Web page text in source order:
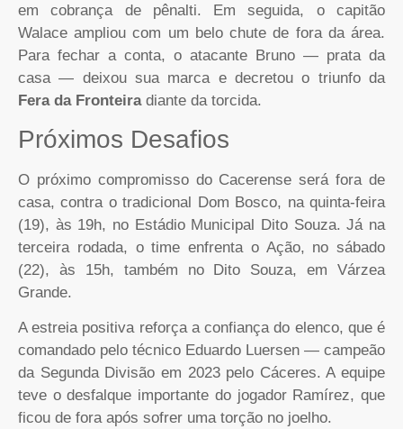
em cobrança de pênalti. Em seguida, o capitão
Walace ampliou com um belo chute de fora da área.
Para fechar a conta, o atacante Bruno — prata da
casa — deixou sua marca e decretou o triunfo da
Fera da Fronteiradiante da torcida.
Próximos Desafios
O próximo compromisso do Cacerense será fora de
casa, contra o tradicional Dom Bosco, na quinta-feira
(19), às 19h, no Estádio Municipal Dito Souza. Já na
terceira rodada, o time enfrenta o Ação, no sábado
(22), às 15h, também no Dito Souza, em Várzea
Grande.
A estreia positiva reforça a confiança do elenco, que é
comandado pelo técnico Eduardo Luersen — campeão
da Segunda Divisão em 2023 pelo Cáceres. A equipe
teve o desfalque importante do jogador Ramírez, que
ficou de fora após sofrer uma torção no joelho.